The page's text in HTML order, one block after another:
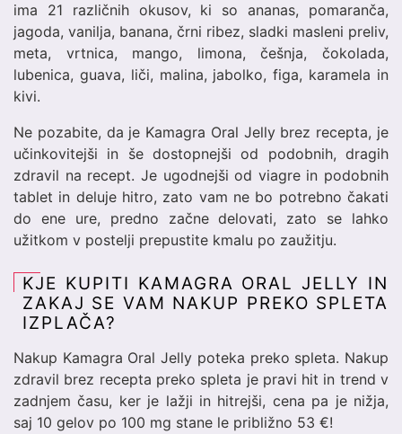
ima 21 različnih okusov, ki so ananas, pomaranča,
jagoda, vanilja, banana, črni ribez, sladki masleni preliv,
meta, vrtnica, mango, limona, češnja, čokolada,
lubenica, guava, liči, malina, jabolko, figa, karamela in
kivi.
Ne pozabite, da je Kamagra Oral Jelly brez recepta, je
učinkovitejši in še dostopnejši od podobnih, dragih
zdravil na recept. Je ugodnejši od viagre in podobnih
tablet in deluje hitro, zato vam ne bo potrebno čakati
do ene ure, predno začne delovati, zato se lahko
užitkom v postelji prepustite kmalu po zaužitju.
KJE KUPITI KAMAGRA ORAL JELLY IN
ZAKAJ SE VAM NAKUP PREKO SPLETA
IZPLAČA?
Nakup Kamagra Oral Jelly poteka preko spleta. Nakup
zdravil brez recepta preko spleta je pravi hit in trend v
zadnjem času, ker je lažji in hitrejši, cena pa je nižja,
saj 10 gelov po 100 mg stane le približno 53 €!